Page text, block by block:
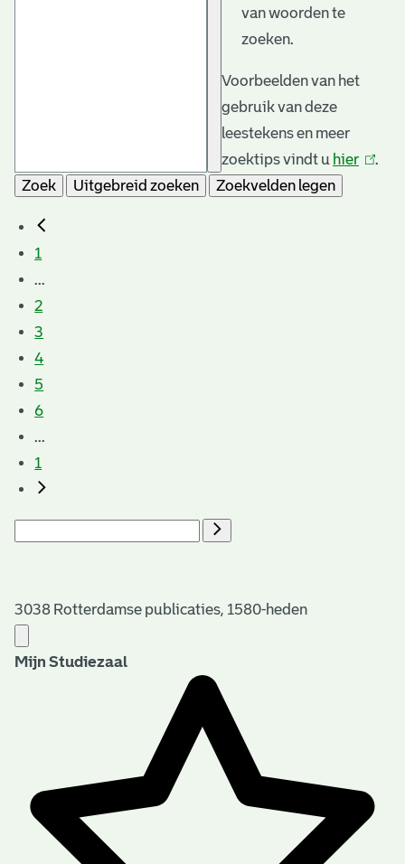
van woorden te
zoeken.
Voorbeelden van het
gebruik van deze
leestekens en meer
zoektips vindt u hier (link
.
Zoek
Uitgebreid zoeken Zoekvelden legen
1
...
2
3
4
5
6
...
1
3038 Rotterdamse publicaties, 1580-heden
Mijn Studiezaal